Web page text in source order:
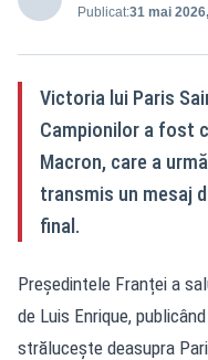
Publicat:31 mai
Victoria lui Paris
Campionilor a fost
Macron, care a
transmis un mesaj
final.
Președintele Franței a
de Luis Enrique,
strălucește deasupra